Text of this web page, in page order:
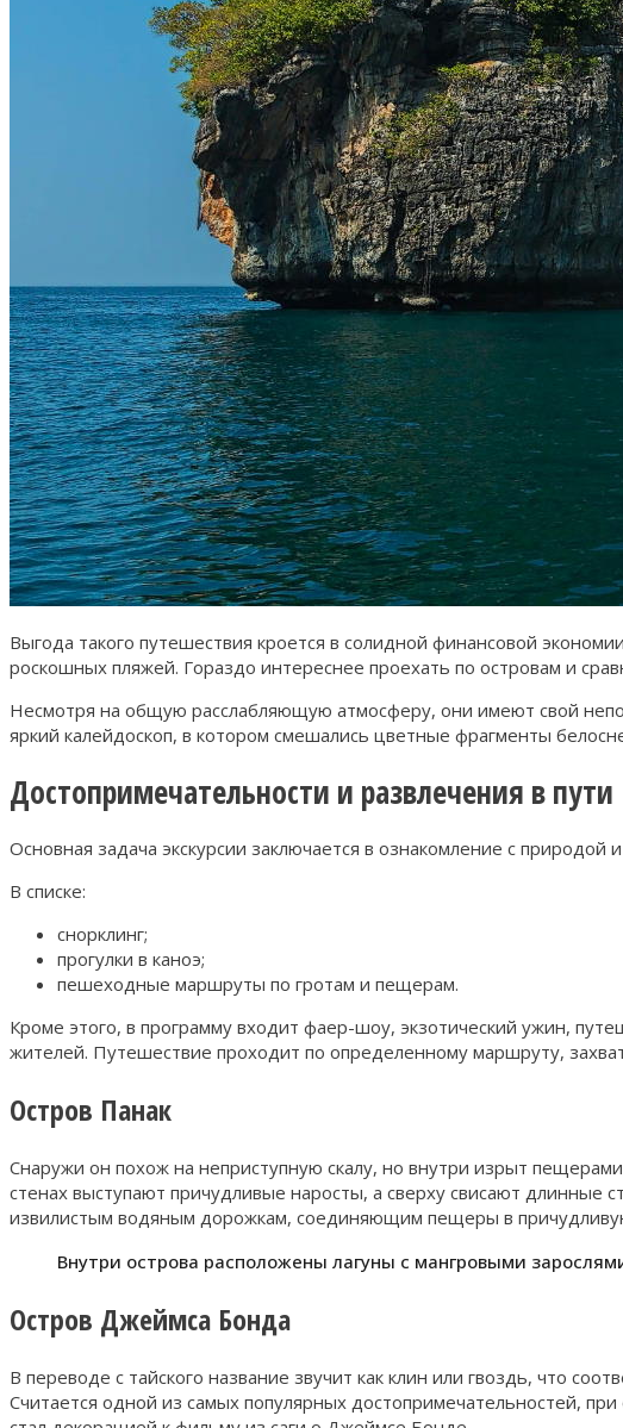
Выгода такого путешествия кроется в солидной финансовой
роскошных пляжей. Гораздо интереснее проехать по островам и
Несмотря на общую расслабляющую атмосферу, они имеют свой
яркий калейдоскоп, в котором смешались цветные фрагменты
Достопримечательности и развлечения в пути
Основная задача экскурсии заключается в ознакомление с
В списке:
снорклинг;
прогулки в каноэ;
пешеходные маршруты по гротам и пещерам.
Кроме этого, в программу входит фаер-шоу, экзотический ужин,
жителей. Путешествие проходит по определенному маршруту,
Остров Панак
Снаружи он похож на неприступную скалу, но внутри изрыт
стенах выступают причудливые наросты, а сверху свисают длинные
извилистым водяным дорожкам, соединяющим пещеры в
Внутри острова расположены лагуны с мангровыми
Остров Джеймса Бонда
В переводе с тайского название звучит как клин или гвоздь, что
Считается одной из самых популярных достопримечательностей,